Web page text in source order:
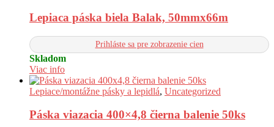
Lepiaca páska biela Balak, 50mmx66m
Prihláste sa pre zobrazenie cien
Skladom
Viac info
Lepiace/montážne pásky a lepidlá, Uncategorized
Páska viazacia 400×4,8 čierna balenie 50ks